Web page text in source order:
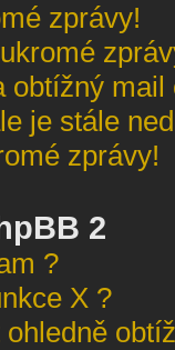
zprávy!
obtížný mail
je stále
zprávy!
2
?
X ?